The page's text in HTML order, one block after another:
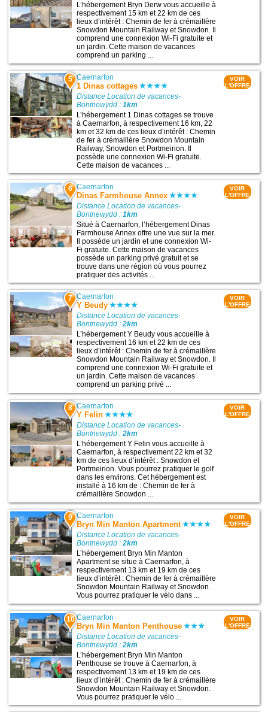
L’hébergement Bryn Derw vous accueille à
respectivement 15 km et 22 km de ces
lieux d’intérêt : Chemin de fer à crémaillère
Snowdon Mountain Railway et Snowdon. Il
comprend une connexion Wi-Fi gratuite et
un jardin. Cette maison de vacances
comprend un parking ...
5 Caernarfon
1 Dinas cottages
Distance Location de vacances-
Bontnewydd :1km
L’hébergement 1 Dinas cottages se trouve
à Caernarfon, à respectivement 16 km, 22
km et 32 km de ces lieux d’intérêt : Chemin
de fer à crémaillère Snowdon Mountain
Railway, Snowdon et Portmeirion. Il
possède une connexion Wi-Fi gratuite.
Cette maison de vacances ...
VOIR
L'OFFRE
6 Caernarfon
Dinas Farmhouse Annex
Distance Location de vacances-
Bontnewydd :1km
Situé à Caernarfon, l’hébergement Dinas
Farmhouse Annex offre une vue sur la mer.
Il possède un jardin et une connexion Wi-
Fi gratuite. Cette maison de vacances
possède un parking privé gratuit et se
trouve dans une région où vous pourrez
pratiquer des activités ...
VOIR
L'OFFRE
7 Caernarfon
Y Beudy
Distance Location de vacances-
Bontnewydd :2km
L’hébergement Y Beudy vous accueille à
respectivement 16 km et 22 km de ces
lieux d’intérêt : Chemin de fer à crémaillère
Snowdon Mountain Railway et Snowdon. Il
comprend une connexion Wi-Fi gratuite et
un jardin. Cette maison de vacances
comprend un parking privé ...
VOIR
L'OFFRE
8 Caernarfon
Y Felin
Distance Location de vacances-
Bontnewydd :2km
L’hébergement Y Felin vous accueille à
Caernarfon, à respectivement 22 km et 32
km de ces lieux d’intérêt : Snowdon et
Portmeirion. Vous pourrez pratiquer le golf
dans les environs. Cet hébergement est
installé à 16 km de : Chemin de fer à
crémaillère Snowdon ...
VOIR
L'OFFRE
9 Caernarfon
Bryn Min Manton Apartment
Distance Location de vacances-
Bontnewydd :2km
L’hébergement Bryn Min Manton
Apartment se situe à Caernarfon, à
respectivement 13 km et 19 km de ces
lieux d’intérêt : Chemin de fer à crémaillère
Snowdon Mountain Railway et Snowdon.
Vous pourrez pratiquer le vélo dans ...
VOIR
L'OFFRE
10 Caernarfon
Bryn Min Manton Penthouse
Distance Location de vacances-
Bontnewydd :2km
L’hébergement Bryn Min Manton
Penthouse se trouve à Caernarfon, à
respectivement 13 km et 19 km de ces
lieux d’intérêt : Chemin de fer à crémaillère
Snowdon Mountain Railway et Snowdon.
Vous pourrez pratiquer le vélo ...
VOIR
L'OFFRE